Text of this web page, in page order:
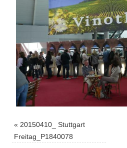
« 20150410_ Stuttgart
Freitag_P1840078